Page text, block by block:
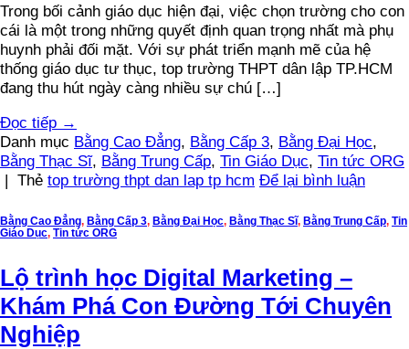
Trong bối cảnh giáo dục hiện đại, việc chọn trường cho con
cái là một trong những quyết định quan trọng nhất mà phụ
huynh phải đối mặt. Với sự phát triển mạnh mẽ của hệ
thống giáo dục tư thục, top trường THPT dân lập TP.HCM
đang thu hút ngày càng nhiều sự chú […]
Đọc tiếp →
Danh mục Bằng Cao Đẳng, Bằng Cấp 3, Bằng Đại Học,
Bằng Thạc Sĩ, Bằng Trung Cấp, Tin Giáo Dục, Tin tức ORG
| Thẻ top trường thpt dan lap tp hcm Để lại bình luận
Bằng Cao Đẳng, Bằng Cấp 3, Bằng Đại Học, Bằng Thạc Sĩ, Bằng Trung Cấp, Tin
Giáo Dục, Tin tức ORG
Lộ trình học Digital Marketing –
Khám Phá Con Đường Tới Chuyên
Nghiệp